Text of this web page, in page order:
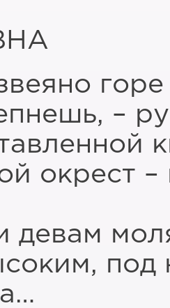
–
окрест
девам
под